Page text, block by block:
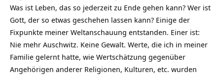
Was ist Leben, das so jederzeit zu Ende gehen kann? Wer ist
Gott, der so etwas geschehen lassen kann? Einige der
Fixpunkte meiner Weltanschauung entstanden. Einer ist:
Nie mehr Auschwitz. Keine Gewalt. Werte, die ich in meiner
Familie gelernt hatte, wie Wertschätzung gegenüber
Angehörigen anderer Religionen, Kulturen, etc. wurden